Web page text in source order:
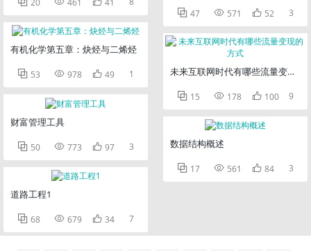
20 461 41
有机化学第五章：炔烃与二烯烃
 53  978  49 1
财富管理工具
 50  773  97 3
道路工程1
 68  679  34 7
 47  571  52 3
未来互联网时代有哪些流量变现的
 15  178  100 9
数据结构概述
 17  561  84 3